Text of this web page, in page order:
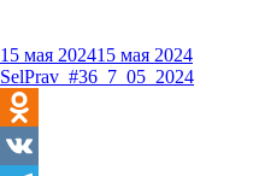
15 мая 202415 мая 2024
SelPrav_#36_7_05_2024
Odnoklassniki